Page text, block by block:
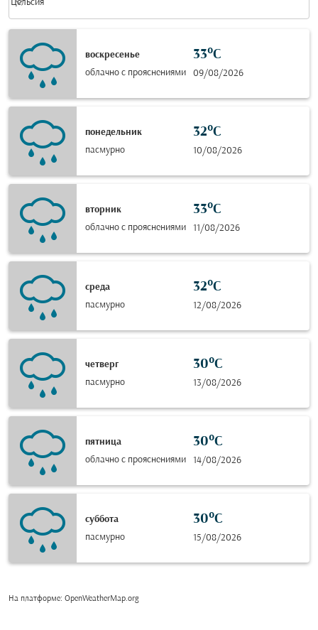
Цельсия
воскресенье
облачно с прояснениями
33°C
09/08/2026
понедельник
пасмурно
32°C
10/08/2026
вторник
облачно с прояснениями
33°C
11/08/2026
среда
пасмурно
32°C
12/08/2026
четверг
пасмурно
30°C
13/08/2026
пятница
облачно с прояснениями
30°C
14/08/2026
суббота
пасмурно
30°C
15/08/2026
На платформе: OpenWeatherMap.org